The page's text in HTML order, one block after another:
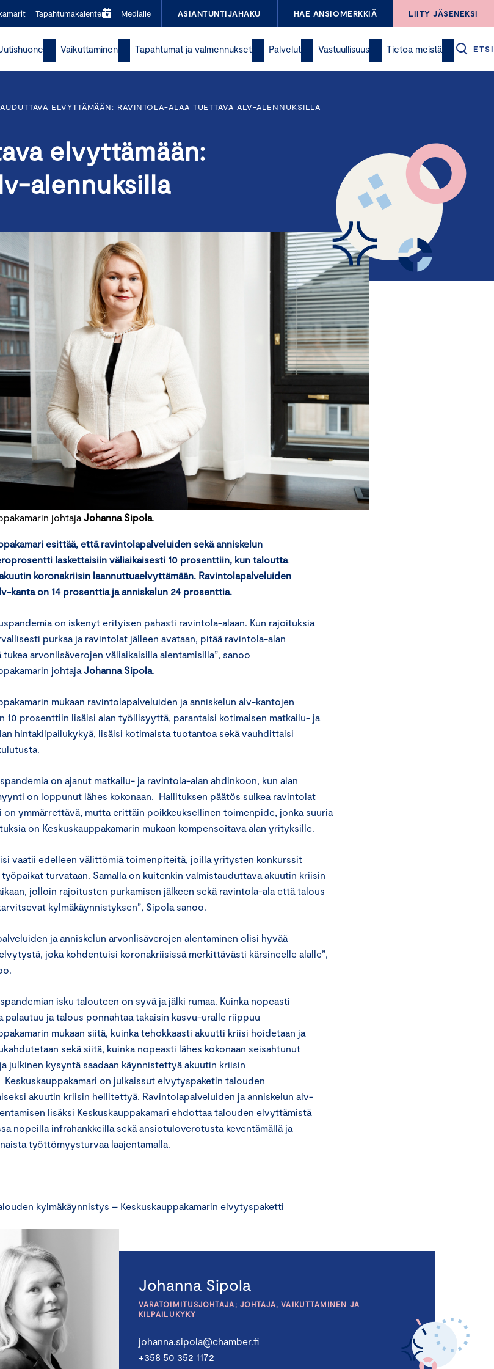
Tapahtumakalenteri Medialle ASIANTUNTIJAHAKU HAE ANSIOMERKKIÄ LIITY JÄSENEKSI
Vaikuttaminen Tapahtumat ja valmennukset Palvelut Vastuullisuus Tietoa meistä ETSI
ELVYTTÄMÄÄN: RAVINTOLA-ALAA TUETTAVA ALV-ALENNUKSILLA
elvyttämään:
alennuksilla
johtaja Johanna Sipola.
esittää, että ravintolapalveluiden sekä anniskelun
laskettaisiin väliaikaisesti 10 prosenttiin, kun taloutta
koronakriisin laannuttuaelvyttämään. Ravintolapalveluiden
kanta on 14 prosenttia ja anniskelun 24 prosenttia.
on iskenyt erityisen pahasti ravintola-alaan. Kun rajoituksia
purkaa ja ravintolat jälleen avataan, pitää ravintola-alan
arvonlisäverojen väliaikaisilla alentamisilla”, sanoo
johtaja Johanna Sipola.
mukaan ravintolapalveluiden ja anniskelun alv-kantojen
10 prosenttiin lisäisi alan työllisyyttä, parantaisi kotimaisen matkailu- ja
hintakilpailukykyä, lisäisi kotimaista tuotantoa sekä vauhdittaisi
on ajanut matkailu- ja ravintola-alan ahdinkoon, kun alan
on loppunut lähes kokonaan. Hallituksen päätös sulkea ravintolat
on ymmärrettävä, mutta erittäin poikkeuksellinen toimenpide, jonka suuria
on Keskuskauppakamarin mukaan kompensoitava alan yrityksille.
vaatii edelleen välittömiä toimenpiteitä, joilla yritysten konkurssit
turvataan. Samalla on kuitenkin valmistauduttava akuutin kriisin
jolloin rajoitusten purkamisen jälkeen sekä ravintola-ala että talous
kylmäkäynnistyksen”, Sipola sanoo.
ja anniskelun arvonlisäverojen alentaminen olisi hyvää
joka kohdentuisi koronakriisissä merkittävästi kärsineelle alalle”,
isku talouteen on syvä ja jälki rumaa. Kuinka nopeasti
palautuu ja talous ponnahtaa takaisin kasvu-uralle riippuu
mukaan siitä, kuinka tehokkaasti akuutti kriisi hoidetaan ja
sekä siitä, kuinka nopeasti lähes kokonaan seisahtunut
julkinen kysyntä saadaan käynnistettyä akuutin kriisin
Keskuskauppakamari on julkaissut elvytyspaketin talouden
akuutin kriisin hellitettyä. Ravintolapalveluiden ja anniskelun alv-
lisäksi Keskuskauppakamari ehdottaa talouden elvyttämistä
nopeilla infrahankkeilla sekä ansiotuloverotusta keventämällä ja
työttömyysturvaa laajentamalla.
kylmäkäynnistys – Keskuskauppakamarin elvytyspaketti
Johanna Sipola
VARATOIMITUSJOHTAJA; JOHTAJA, VAIKUTTAMINEN JA
KILPAILUKYKY
johanna.sipola@chamber.fi
+358 50 352 1172